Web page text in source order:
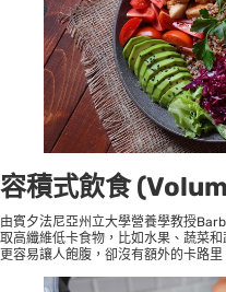
容積式飲食(
由賓夕法尼亞州立大學營養學教授
取高纖維低卡食物，比如水果、蔬菜
更容易讓人飽腹，卻沒有額外的卡路里